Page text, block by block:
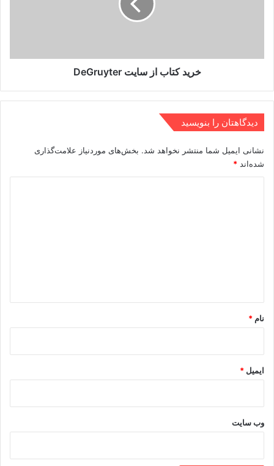
خرید کتاب از سایت DeGruyter
دیدگاهتان را بنویسید
نشانی ایمیل شما منتشر نخواهد شد. بخش‌های موردنیاز علامت‌گذاری
شده‌اند *
نام *
ایمیل *
وب‌ سایت